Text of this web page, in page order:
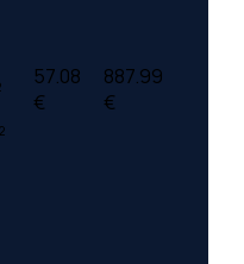
57.08
€
887.99
€